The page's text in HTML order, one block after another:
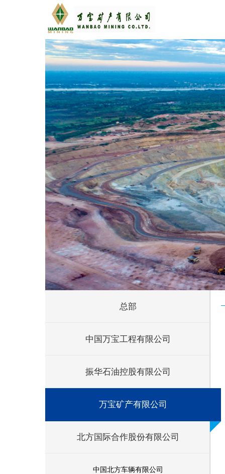
总部
中国万宝工程有限公司
振华石油控股有限公司
万宝矿产有限公司
北方国际合作股份有限公司
中国北方车辆有限公司